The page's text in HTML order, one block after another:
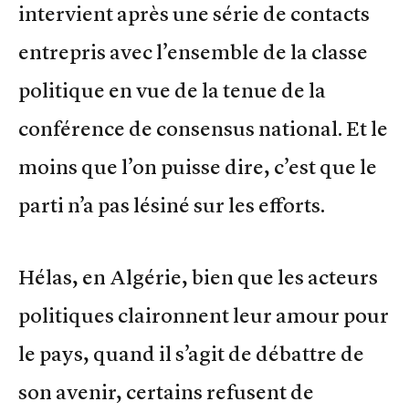
intervient après une série de contacts
entrepris avec l’ensemble de la classe
politique en vue de la tenue de la
conférence de consensus national. Et le
moins que l’on puisse dire, c’est que le
parti n’a pas lésiné sur les efforts.
Hélas, en Algérie, bien que les acteurs
politiques claironnent leur amour pour
le pays, quand il s’agit de débattre de
son avenir, certains refusent de